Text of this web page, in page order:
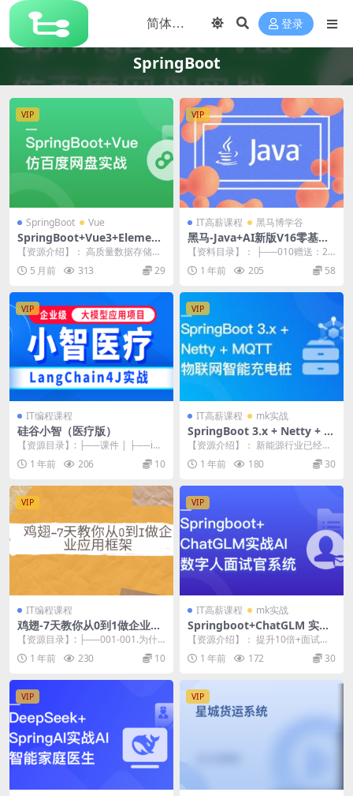
登录
SpringBoot
VIP
SpringBoot Vue
SpringBoot+Vue3+Element
Plus打造私人分布式存储系统
【资源介绍】： 高质量数据存储项
目，实现独特业务与复杂技术的双
重收获 数据存取与...
5 月前 313 29
VIP
IT高薪课程 黑马博学谷
黑马-Java+AI新版V16零基础
就业班
【资料目录】： ├──010赠送：20
25新版JavaWeb+AI快速入门【独
立...1 年前 205 58
VIP
IT编程课程
硅谷小智（医疗版）
【资源目录】: ├──课件 | ├──im
ages | | ├──1-阿里云百炼...
1 年前 206 10
VIP
IT高薪课程 mk实战
SpringBoot 3.x + Netty + M
QTT 实战物联网智能充电桩
【资源介绍】： 新能源行业已经成
为 Java 工程师寻求职业突破的黄金
新赛道 本...
1 年前 180 30
VIP
IT编程课程
鸡翅-7天教你从0到1做企业应
用框架
【资源目录】: ├──001-001.为什
么要做脚手架？.mp4 15.06M ...
1 年前 230 10
VIP
IT高薪课程 mk实战
Springboot+ChatGLM 实战
AI数字人面试官系统
【资源介绍】： 提升10倍+面试效
能，积累全流程AI数字人开发实战
经验，结合灵活...
1 年前 172 30
VIP VIP